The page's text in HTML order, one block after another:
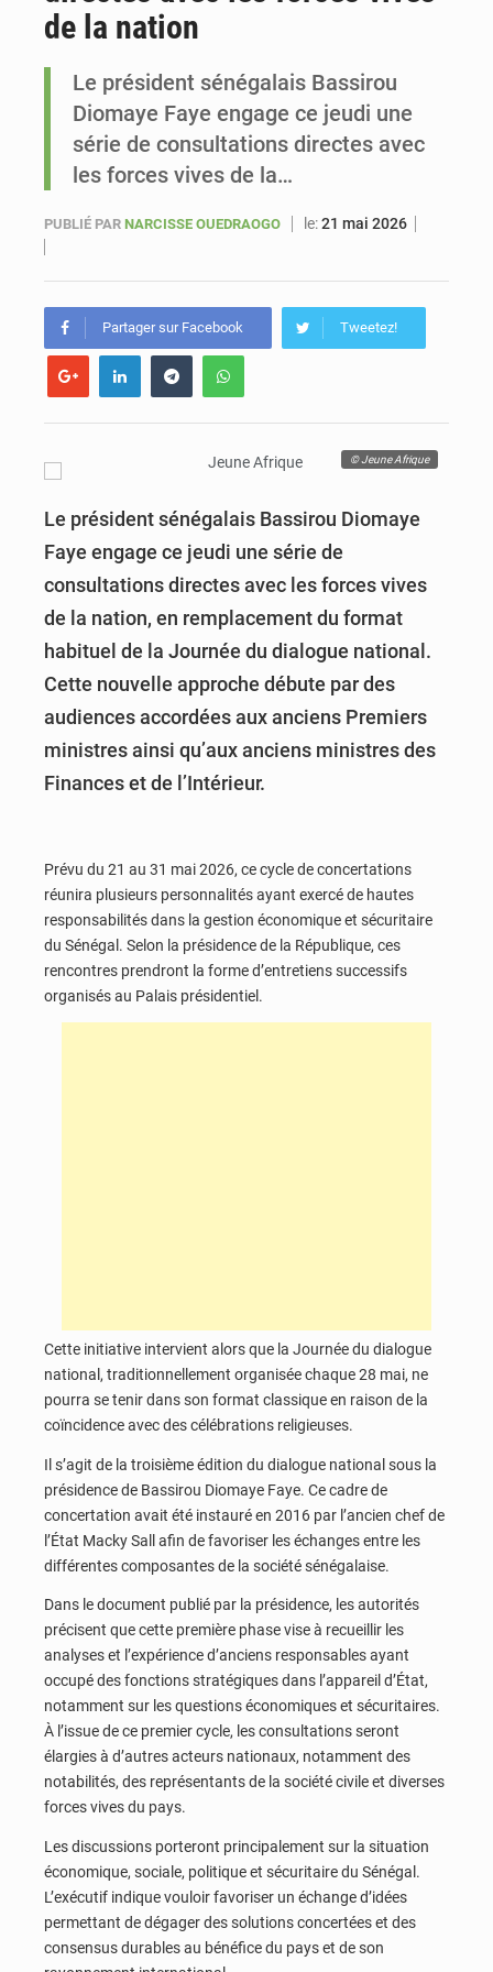
de la nation
Le président sénégalais Bassirou
Diomaye Faye engage ce jeudi une
série de consultations directes avec
les forces vives de la…
PUBLIÉ PAR NARCISSE OUEDRAOGO le:21 mai 2026
Partager sur Facebook Tweetez!
© Jeune Afrique
Le président sénégalais Bassirou Diomaye
Faye engage ce jeudi une série de
consultations directes avec les forces vives
de la nation, en remplacement du format
habituel de la Journée du dialogue national.
Cette nouvelle approche débute par des
audiences accordées aux anciens Premiers
ministres ainsi qu’aux anciens ministres des
Finances et de l’Intérieur.
Prévu du 21 au 31 mai 2026, ce cycle de concertations
réunira plusieurs personnalités ayant exercé de hautes
responsabilités dans la gestion économique et sécuritaire
du Sénégal. Selon la présidence de la République, ces
rencontres prendront la forme d’entretiens successifs
organisés au Palais présidentiel.
Cette initiative intervient alors que la Journée du dialogue
national, traditionnellement organisée chaque 28 mai, ne
pourra se tenir dans son format classique en raison de la
coïncidence avec des célébrations religieuses.
Il s’agit de la troisième édition du dialogue national sous la
présidence de Bassirou Diomaye Faye. Ce cadre de
concertation avait été instauré en 2016 par l’ancien chef de
l’État Macky Sall
afin de favoriser les échanges entre les
différentes composantes de la société sénégalaise.
Dans le document publié par la présidence, les autorités
précisent que cette première phase vise à recueillir les
analyses et l’expérience d’anciens responsables ayant
occupé des fonctions stratégiques dans l’appareil d’État,
notamment sur les questions économiques et sécuritaires.
À l’issue de ce premier cycle, les consultations seront
élargies à d’autres acteurs nationaux, notamment des
notabilités, des représentants de la société civile et diverses
forces vives du pays.
Les discussions porteront principalement sur la situation
économique, sociale, politique et sécuritaire du Sénégal.
L’exécutif indique vouloir favoriser un échange d’idées
permettant de dégager des solutions concertées et des
consensus durables au bénéfice du pays et de son